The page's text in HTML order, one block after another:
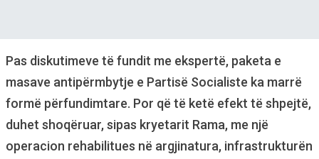
Pas diskutimeve të fundit me ekspertë, paketa e
masave antipërmbytje e Partisë Socialiste ka marrë
formë përfundimtare. Por që të ketë efekt të shpejtë,
duhet shoqëruar, sipas kryetarit Rama, me një
operacion rehabilitues në argjinatura, infrastrukturën